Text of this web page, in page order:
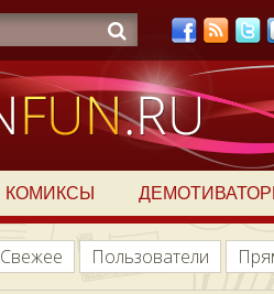
КОМИКСЫ
Свежее Пользователи